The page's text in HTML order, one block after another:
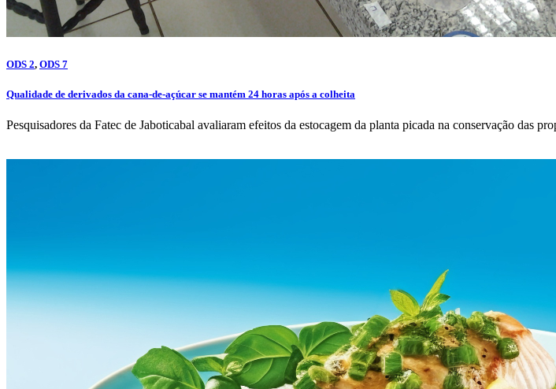
ODS 2, ODS 7
Qualidade de derivados da cana-de-açúcar se mantém 24 horas após a colheita
Pesquisadores da Fatec de Jaboticabal avaliaram efeitos da estocagem da planta picada na conservação das